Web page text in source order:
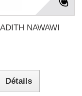
NAWAWI
Détails